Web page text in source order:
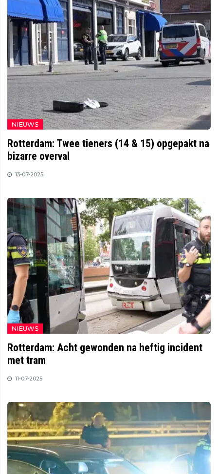
NIEUWS
Rotterdam: Twee tieners (14 & 15) opgepakt na
bizarre overval
13-07-2025
NIEUWS
Rotterdam: Acht gewonden na heftig incident
met tram
11-07-2025